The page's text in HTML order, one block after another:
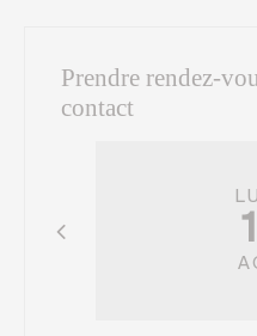
Prendre rendez-
contact